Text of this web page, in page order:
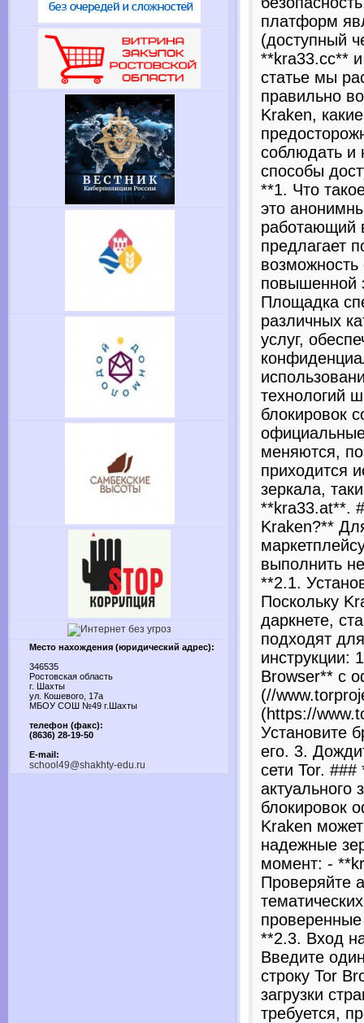
Место нахождения (юридический адрес):
346535
Ростовская область
г. Шахты
ул. Кошевого, 17а
МБОУ СОШ №49 г.Шахты
телефон (факс):
(8636) 28-19-50
E-mail:
school49@shakhty-edu.ru
платформ
(доступный
**kra33.cc**
статье мы
правильно
Kraken,
соблюдать и
способы
**1. Что
это
работающий
предлагает
повышенной
Площадка
различных
услуг,
технологий
блокировок
меняются,
приходится
зеркала,
**kra33.at**.
Kraken?**
выполнить
**2.1.
Поскольку
даркнете,
подходят
инструкции:
Browser** с
(//
(https://
Установите
его. 3.
сети Tor.
актуального
блокировок
Kraken
надежные
момент: -
Проверяйте
**2.3. Вход
Введите
строку Tor
загрузки
требуется,